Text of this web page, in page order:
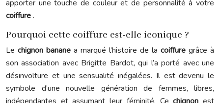
apporter une touche de couleur et de personnalité à votre
coiffure.
Pourquoi cette coiffure est-elle iconique ?
Le chignon banane a marqué l’histoire de la coiffure grâce à
son association avec Brigitte Bardot, qui l’a porté avec une
désinvolture et une sensualité inégalées. Il est devenu le
symbole d’une nouvelle génération de femmes, libres,